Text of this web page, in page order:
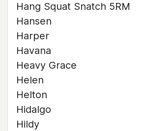
Hang Squat Snatch 5RM
Hansen
Harper
Havana
Heavy Grace
Helen
Helton
Hidalgo
Hildy